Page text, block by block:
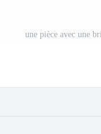
une pièce avec une